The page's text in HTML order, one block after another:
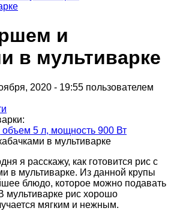
и
в мультиварке
2020 - 19:55 пользователем
5 л, мощность 900 Вт
я расскажу, как готовится рис с
в мультиварке. Из данной крупы
блюдо, которое можно подавать
мультиварке рис хорошо
мягким и нежным.